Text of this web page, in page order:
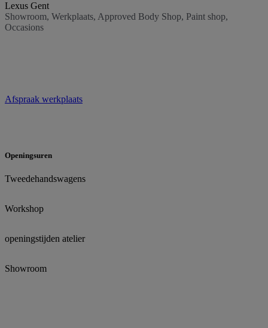
Lexus Gent
Showroom, Werkplaats, Approved Body Shop, Paint shop,
Occasions
Afspraak werkplaats
Openingsuren
Tweedehandswagens
Workshop
openingstijden atelier
Showroom